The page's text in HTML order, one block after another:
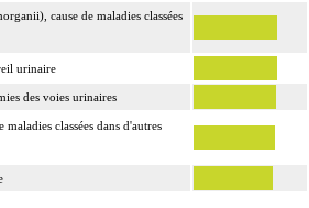
cause de maladies classées
urinaire
des voies urinaires
classées dans d'autres